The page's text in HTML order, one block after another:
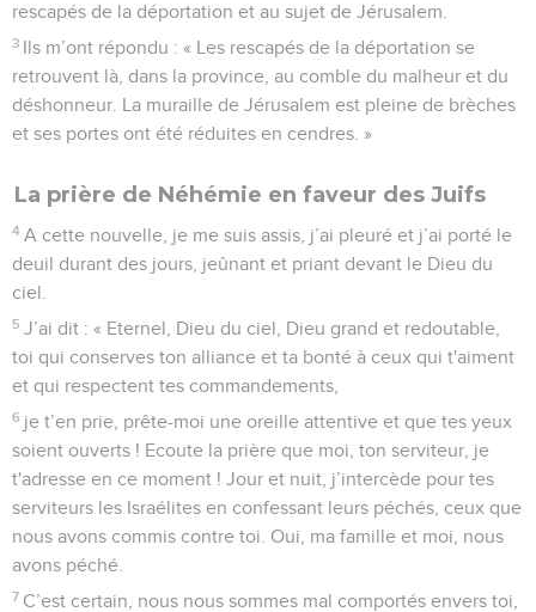
rescapés de la déportation et au sujet de Jérusalem.
3 Ils m’ont répondu : « Les rescapés de la déportation se
retrouvent là, dans la province, au comble du malheur et du
déshonneur. La muraille de Jérusalem est pleine de brèches
et ses portes ont été réduites en cendres. »
La prière de Néhémie en faveur des Juifs
4 A cette nouvelle, je me suis assis, j’ai pleuré et j’ai porté le
deuil durant des jours, jeûnant et priant devant le Dieu du
ciel.
5 J’ai dit : « Eternel, Dieu du ciel, Dieu grand et redoutable,
toi qui conserves ton alliance et ta bonté à ceux qui t'aiment
et qui respectent tes commandements,
6 je t’en prie, prête-moi une oreille attentive et que tes yeux
soient ouverts ! Ecoute la prière que moi, ton serviteur, je
t'adresse en ce moment ! Jour et nuit, j’intercède pour tes
serviteurs les Israélites en confessant leurs péchés, ceux que
nous avons commis contre toi. Oui, ma famille et moi, nous
avons péché.
7 C’est certain, nous nous sommes mal comportés envers toi,